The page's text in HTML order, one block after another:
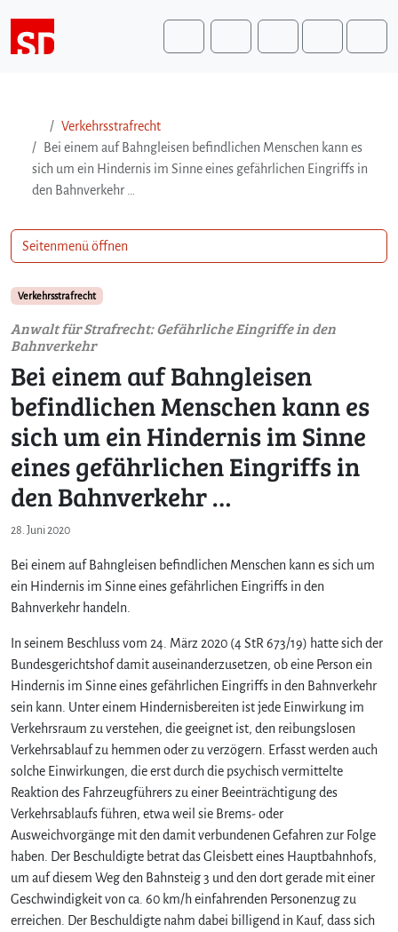
Search
Verkehrsstrafrecht
Bei einem auf Bahngleisen befindlichen Menschen kann es
sich um ein Hindernis im Sinne eines gefährlichen Eingriffs in
den Bahnverkehr …
Verkehrsstrafrecht
Anwalt für Strafrecht: Gefährliche Eingriffe in den
Bahnverkehr
Bei einem auf Bahngleisen
befindlichen Menschen kann es
sich um ein Hindernis im Sinne
eines gefährlichen Eingriffs in
den Bahnverkehr …
28. Juni 2020
Bei einem auf Bahngleisen befindlichen Menschen kann es sich um
ein Hindernis im Sinne eines gefährlichen Eingriffs in den
Bahnverkehr handeln.
In seinem Beschluss vom 24. März 2020 (4 StR 673/19) hatte sich der
Bundesgerichtshof damit auseinanderzusetzen, ob eine Person ein
Hindernis im Sinne eines gefährlichen Eingriffs in den Bahnverkehr
sein kann. Unter einem Hindernisbereiten ist jede Einwirkung im
Verkehrsraum zu verstehen, die geeignet ist, den reibungslosen
Verkehrsablauf zu hemmen oder zu verzögern. Erfasst werden auch
solche Einwirkungen, die erst durch die psychisch vermittelte
Reaktion des Fahrzeugführers zu einer Beeinträchtigung des
Verkehrsablaufs führen, etwa weil sie Brems- oder
Ausweichvorgänge mit den damit verbundenen Gefahren zur Folge
haben. Der Beschuldigte betrat das Gleisbett eines Hauptbahnhofs,
um auf diesem Weg den Bahnsteig 3 und den dort gerade mit einer
Geschwindigkeit von ca. 60 km/h einfahrenden Personenzug zu
erreichen. Der Beschuldigte nahm dabei billigend in Kauf, dass sich
Seitenmenü öffnen